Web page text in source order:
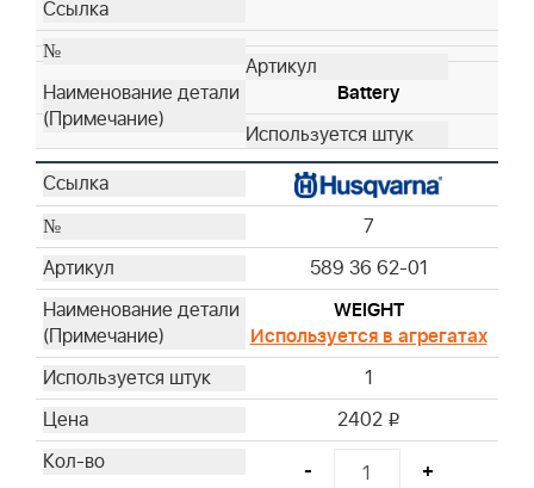
Battery
7
589 36 62-01
WEIGHT
Используется в агрегатах
1
2402 i
- +